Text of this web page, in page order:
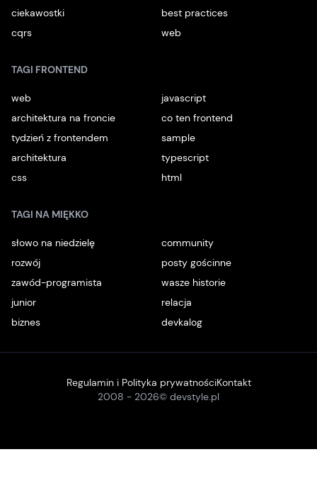
ciekawostki
best practices
cqrs
web
TAGI FRONTEND
web
javascript
architektura na froncie
co ten frontend
tydzień z frontendem
sample
architektura
typescript
css
html
TAGI NA MIĘKKO
słowo na niedzielę
community
rozwój
posty gościnne
zawód-programista
wasze historie
junior
relacja
biznes
devkalog
2008 - 2026© devstyle.pl
Regulamin i Polityka prywatnościKontakt